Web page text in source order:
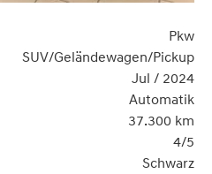
Pkw
SUV/Geländewagen/Pickup
Jul / 2024
Automatik
37.300 km
4/5
Schwarz